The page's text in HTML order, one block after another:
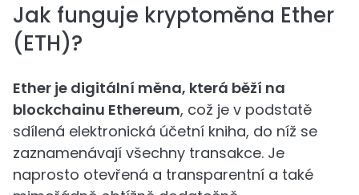
Jak funguje kryptoměna Ether
(ETH)?
Ether je digitální měna, která běží na
blockchainu Ethereum, což je v podstatě
sdílená elektronická účetní kniha, do níž se
zaznamenávají všechny transakce. Je
naprosto otevřená a transparentní a také